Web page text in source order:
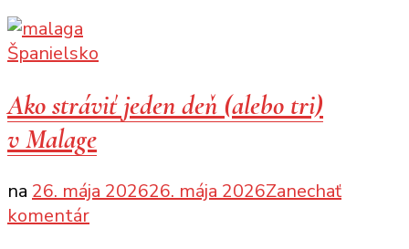
Španielsko
Ako stráviť jeden deň (alebo tri)
v Malage
na 26. mája 202626. mája 2026Zanechať
komentárk